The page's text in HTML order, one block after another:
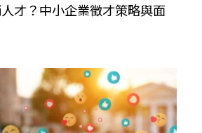
才？中小企業徵才策略與面